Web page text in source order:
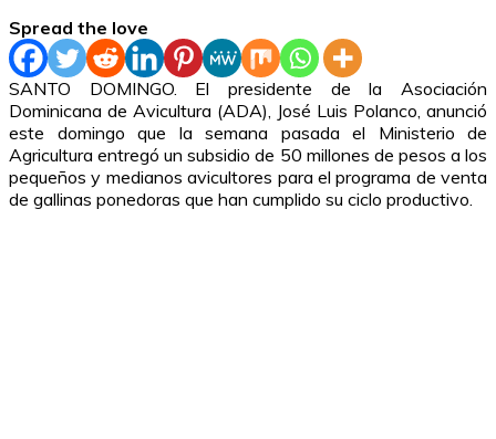
Spread the love
SANTO DOMINGO. El presidente de la Asociación
Dominicana de Avicultura (ADA), José Luis Polanco, anunció
este domingo que la semana pasada el Ministerio de
Agricultura entregó un subsidio de 50 millones de pesos a los
pequeños y medianos avicultores para el programa de venta
de gallinas ponedoras que han cumplido su ciclo productivo.